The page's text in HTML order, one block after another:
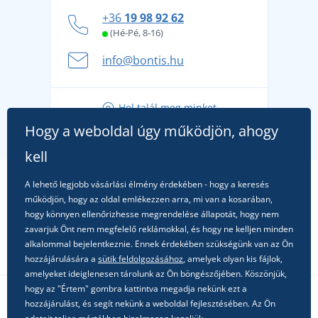
kényelmesen és biztonságosan
A nyári kaland a csomagolással kezdődik - készüljön
fel a gondtalan nyaralásra
alkalomra!
+36 19 98 92 62
(Hé-Pé, 8-16)
info@bontis.hu
Hol talál meg minket
Kövessen minket a közösségi hálózatokon
Hogy a weboldal úgy működjön, ahogy
kell
A lehető legjobb vásárlási élmény érdekében - hogy a keresés
működjön, hogy az oldal emlékezzen arra, mi van a kosarában,
hogy könnyen ellenőrizhesse megrendelése állapotát, hogy nem
zavarjuk Önt nem megfelelő reklámokkal, és hogy ne kelljen minden
alkalommal bejelentkeznie. Ennek érdekében szükségünk van az Ön
hozzájárulására a sütik feldolgozásához, amelyek olyan kis fájlok,
amelyeket ideiglenesen tárolunk az Ön böngészőjében. Köszönjük,
hogy az "Értem" gombra kattintva megadja nekünk ezt a
hozzájárulást, és segít nekünk a weboldal fejlesztésében. Az Ön